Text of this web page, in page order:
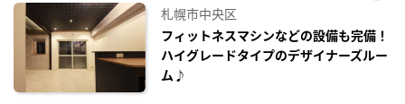
り登
録
札幌市中央区
フィットネスマシンなどの設備も完備！
ハイグレードタイプのデザイナーズルー
ム♪